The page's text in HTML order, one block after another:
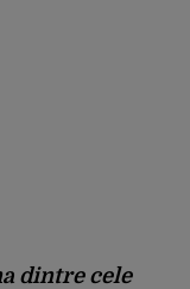
dintre cele